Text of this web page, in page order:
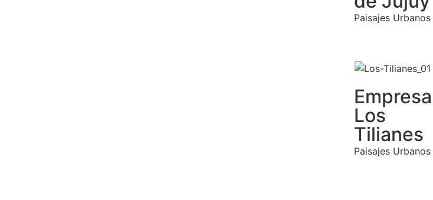
Paisajes Urbanos
Empresa
Los
Tilianes
Paisajes Urbanos